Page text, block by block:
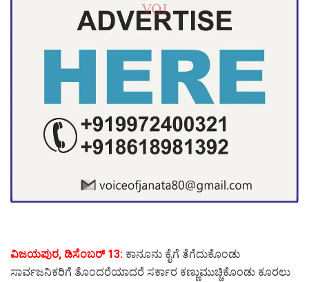
ವಿಜಯಪುರ, ಡಿಸೆಂಬರ್ 13: ಕಾನೂನು ಕೈಗೆ ತೆಗೆದುಕೊಂಡು
ಸಾರ್ವಜನಿಕರಿಗೆ ತೊಂದರೆಯಾದರೆ ಸರ್ಕಾರ ಕಣ್ಣುಮುಚ್ಚಿಕೊಂಡು ಕೂರಲು